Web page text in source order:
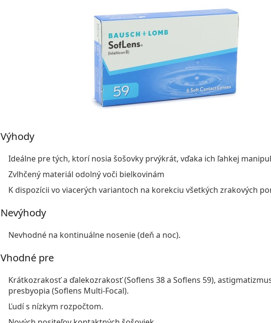
Výhody
Ideálne pre tých, ktorí nosia šošovky prvýkrát, vďaka ich ľahkej
Zvlhčený materiál odolný voči bielkovinám
K dispozícii vo viacerých variantoch na korekciu všetkých zrakových
Nevýhody
Nevhodné na kontinuálne nosenie (deň a noc).
Vhodné pre
Krátkozrakosť a ďalekozrakosť (Soflens 38 a Soflens 59),
presbyopia (Soflens Multi-Focal).
Ľudí s nízkym rozpočtom.